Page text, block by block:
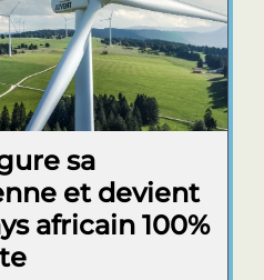
sa
et devient
africain 100%